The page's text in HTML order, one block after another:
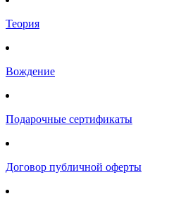
Теория
Вождение
Подарочные сертификаты
Договор публичной оферты